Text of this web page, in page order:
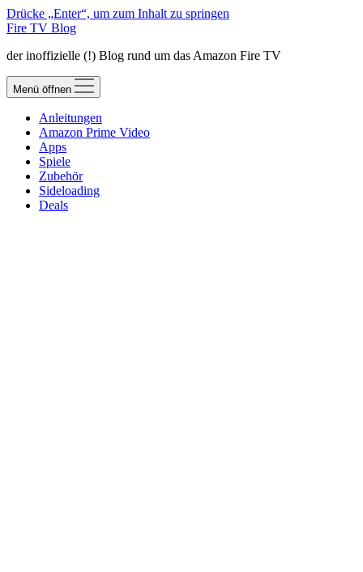
Drücke „Enter“, um zum Inhalt zu springen
Fire TV Blog
der inoffizielle (!) Blog rund um das Amazon Fire TV
Menü öffnen
Anleitungen
Amazon Prime Video
Apps
Spiele
Zubehör
Sideloading
Deals